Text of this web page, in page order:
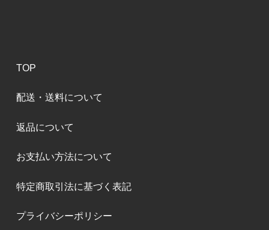
TOP
配送・送料について
返品について
お支払い方法について
特定商取引法に基づく表記
プライバシーポリシー